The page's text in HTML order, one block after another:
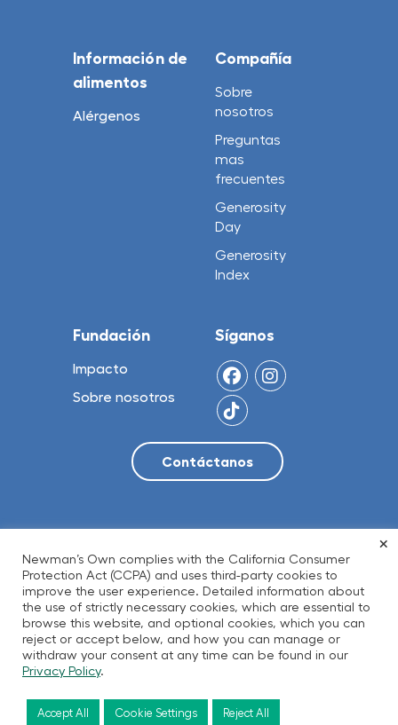
Información de
alimentos
Alérgenos
Compañía
Sobre
nosotros
Preguntas
mas
frecuentes
Generosity
Day
Generosity
Index
Fundación
Impacto
Sobre nosotros
Síganos
Política de privacidad
Términos de Uso
Accesibilidad
Transparencia
Residentes de California
Newman’s Own complies with the California Consumer
Protection Act (CCPA) and uses third-party cookies to
improve the user experience. Detailed information about
the use of strictly necessary cookies, which are essential to
browse this website, and optional cookies, which you can
reject or accept below, and how you can manage or
withdraw your consent at any time can be found in our
Privacy Policy.
Accept All Cookie Settings Reject All
×